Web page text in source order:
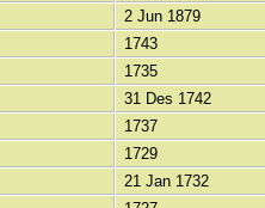
2 Jun 1879
1743
1735
31 Des 1742
1737
1729
21 Jan 1732